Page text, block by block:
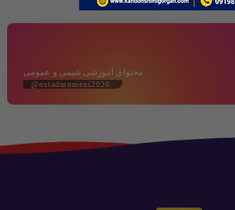
محتوای آموزشی شیمی و عمومی
@ostadmomeni2020